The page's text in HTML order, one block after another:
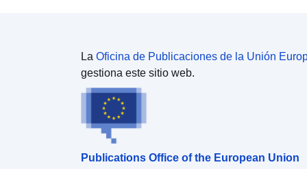
La Oficina de Publicaciones de la Unión
gestiona este sitio web.
Publications Office of the European Union